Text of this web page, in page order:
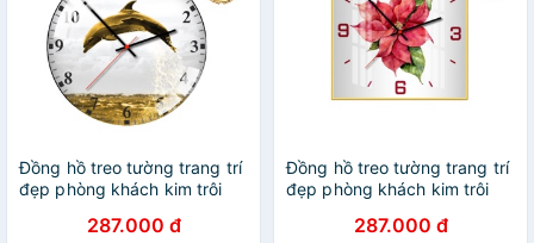
Đồng hồ treo tường trang trí
đẹp phòng khách kim trôi
inuka.decor287.000 đ
Đồng hồ treo tường trang trí
đẹp phòng khách kim trôi
287.000 đ